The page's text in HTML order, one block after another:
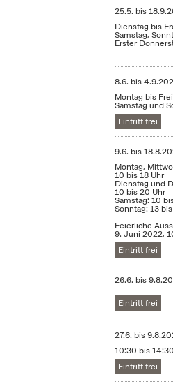
25.5. bis
Dienstag bis
Samstag,
Erster
8.6. bis
Montag bis
Samstag und
Eintritt frei
9.6. bis
Montag,
10 bis 18 Uhr
Dienstag und
10 bis 20 Uhr
Samstag: 10
Sonntag: 13
Feierliche
9. Juni 2022,
Eintritt frei
26.6. bis
Eintritt frei
27.6. bis
10:30 bis
Eintritt frei